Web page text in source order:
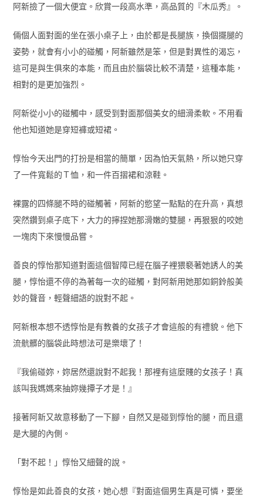
阿新撿了一個大便宜。欣賞一段高水準，高品質的『木瓜秀』。
倆個人面對面的坐在張小桌子上，由於都是長腿族，換個擺腿的
姿勢，就會有小小的碰觸，阿新雖然是笨，但是對異性的渴忘，
這可是與生俱來的本能，而且由於腦袋比較不清楚，這種本能，
相對的是更加強烈。
阿新從小小的碰觸中，感受到對面那個美女的細滑柔軟。不用看
他也知道她是穿短褲或短裙。
惇怡今天出門的打扮是相當的簡單，因為怕天氣熱，所以她只穿
了一件寬鬆的Ｔ恤，和一件百摺裙和涼鞋。
裸露的四條腿不時的碰觸著，阿新的慾望一點點的在升高，真想
突然鑽到桌子底下，大力的擰捏她那滑嫩的雙腿，再狠狠的咬她
一塊肉下來慢慢品嘗。
善良的惇怡那知道對面這個智障已經在腦子裡猥褻著她誘人的美
腿，惇怡還不停的為著每一次的碰觸，對阿新用她那如銅鈴般美
妙的聲音，輕聲細語的說對不起。
阿新根本想不透惇怡是有教養的女孩子才會這般的有禮貌。他下
流骯髒的腦袋此時想法可是樂壞了！
『我偷碰妳，妳居然還說對不起我！那裡有這麼賤的女孩子！真
該叫我媽媽來抽妳幾撢子才是！』
接著阿新又故意移動了一下腳，自然又是碰到惇怡的腿，而且還
是大腿的內側。
「對不起！」惇怡又細聲的說。
惇怡是如此善良的女孩，她心想『對面這個男生真是可憐，要坐